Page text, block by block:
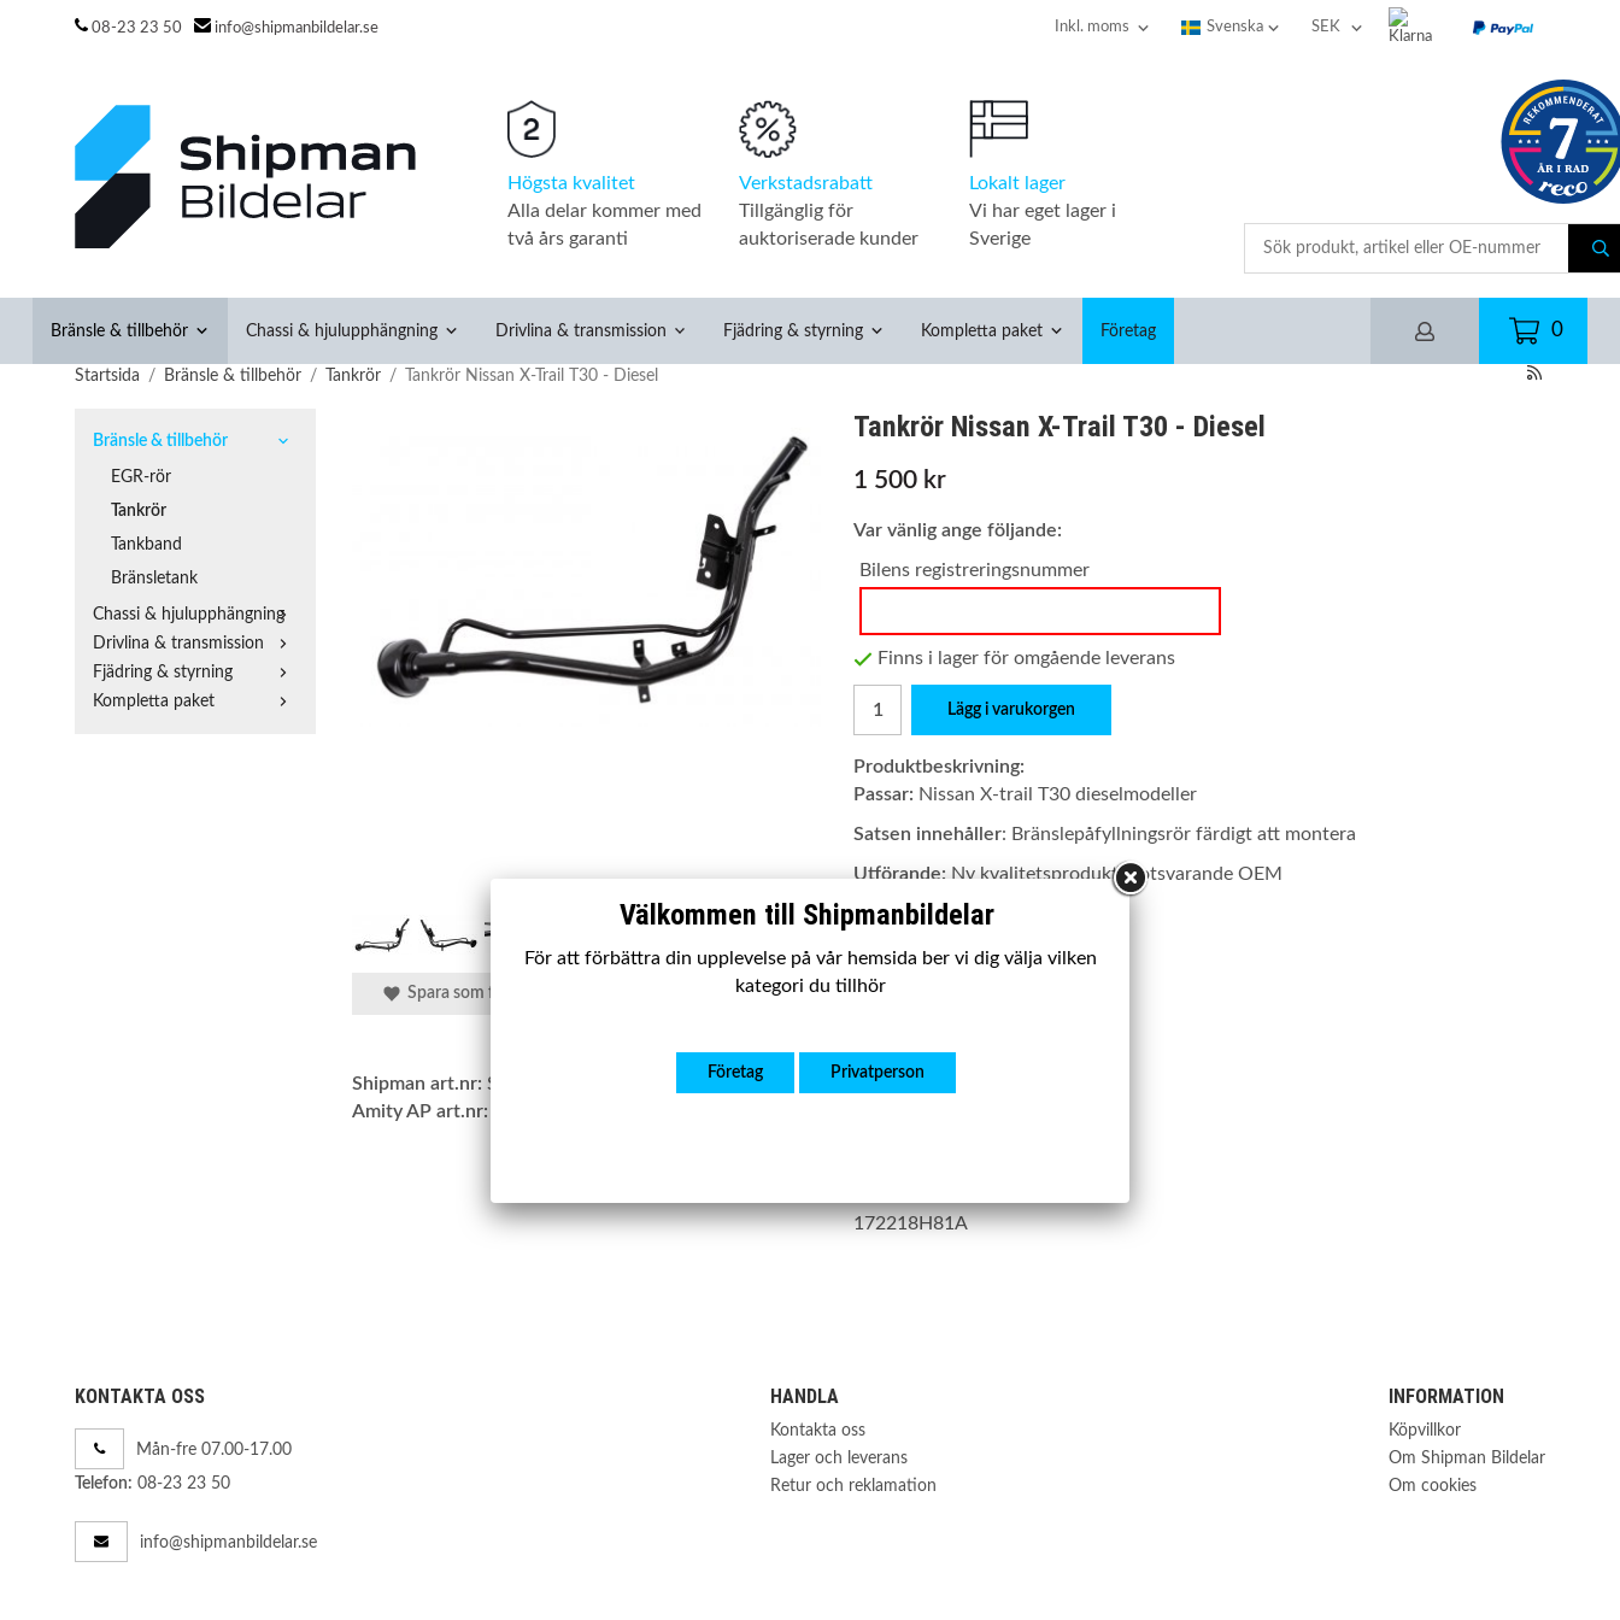
08-23 23 50 info@shipmanbildelar.se
Högsta kvalitet
Alla delar kommer med
två års garanti
Verkstadsrabatt
Tillgänglig för
auktoriserade kunder
Lokalt lager
Vi har eget lager i
Sverige
Bränsle & tillbehör Chassi & hjulupphängning Drivlina & transmission Fjädring & styrning Kompletta paket Företag 0
Startsida / Bränsle & tillbehör / Tankrör / Tankrör Nissan X-Trail T30 - Diesel
Bränsle & tillbehör
EGR-rör
Tankrör
Tankband
Bränsletank
Chassi & hjulupphängning
Drivlina & transmission
Fjädring & styrning
Kompletta paket
Tankrör Nissan X-Trail T30 - Diesel
1 500 kr
Var vänlig ange följande:
Bilens registreringsnummer
Finns i lager för omgående leverans
Lägg i varukorgen
Produktbeskrivning:
Passar: Nissan X-trail T30 dieselmodeller
Satsen innehåller: Bränslepåfyllningsrör färdigt att montera
Utförande:Ny kvalitetsprodukt motsvarande OEM
Garanti: 2 år
OE nummer:
17221-8H300
17221-8H81A
172218H81A
Spara som favorit
Shipman art.nr: SBPR008
Amity AP art.nr:
KONTAKTA OSS
Mån-fre 07.00-17.00
Telefon: 08-23 23 50
info@shipmanbildelar.se
HANDLA
Kontakta oss
Lager och leverans
Retur och reklamation
INFORMATION
Köpvillkor
Om Shipman Bildelar
Om cookies
Välkommen till Shipmanbildelar
För att förbättra din upplevelse på vår hemsida ber vi dig välja vilken
kategori du tillhör
Företag Privatperson